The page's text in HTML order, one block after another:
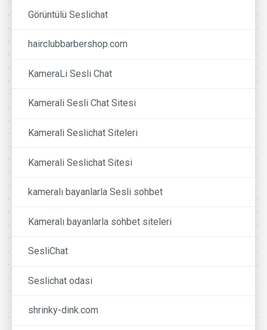
Görüntülü Seslichat
hairclubbarbershop.com
KameraLi Sesli Chat
Kamerali Sesli Chat Sitesi
Kamerali Seslichat Siteleri
Kamerali Seslichat Sitesi
kameralı bayanlarla Sesli sohbet
Kameralı bayanlarla sohbet siteleri
SesliChat
Seslichat odasi
shrinky-dink.com